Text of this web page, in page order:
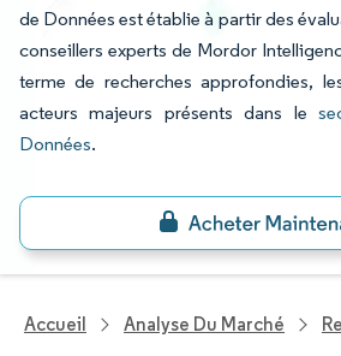
de Données est établie à partir des
conseillers experts de Mordor
terme de recherches approfondies,
acteurs majeurs présents dans le
Données.
Accueil Analyse Du Marché